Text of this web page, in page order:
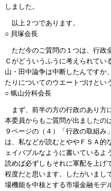
しました。
以上２つであります。
○ 貝塚会長
ただ今のご質問の１つは、行政
Ｃがどういうふうに考えられてい
山・田中論争は中断したんですか
たりについてのウエートづけとい
○ 蝋山分科会長
まず、前半の方の行政のあり方
本委員からもご質問が出ましたの
９ページの（４）「行政の取組み
は、私などが読むとややＦＳＡ的
ェイバブルなように書いているよ
読めば必ずしもそれに軍配を上げ
程度だと思います。したがいまし
場機能を中核とする市場金融モデ